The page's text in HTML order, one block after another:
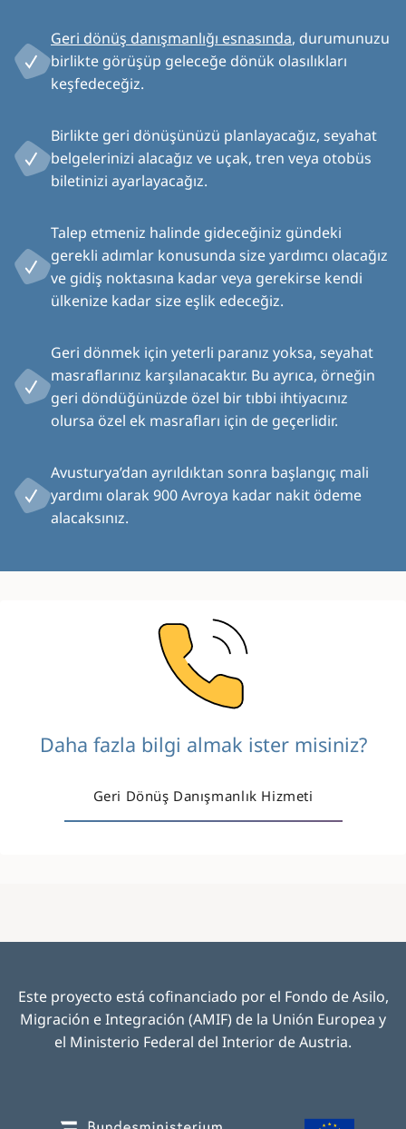
Geri dönüş danışmanlığı esnasında, durumunuzu
birlikte görüşüp geleceğe dönük olasılıkları
keşfedeceğiz.
Birlikte geri dönüşünüzü planlayacağız, seyahat
belgelerinizi alacağız ve uçak, tren veya otobüs
biletinizi ayarlayacağız.
Talep etmeniz halinde gideceğiniz gündeki
gerekli adımlar konusunda size yardımcı olacağız
ve gidiş noktasına kadar veya gerekirse kendi
ülkenize kadar size eşlik edeceğiz.
Geri dönmek için yeterli paranız yoksa, seyahat
masraflarınız karşılanacaktır. Bu ayrıca, örneğin
geri döndüğünüzde özel bir tıbbi ihtiyacınız
olursa özel ek masrafları için de geçerlidir.
Avusturya’dan ayrıldıktan sonra başlangıç mali
yardımı olarak 900 Avroya kadar nakit ödeme
alacaksınız.
Daha fazla bilgi almak ister misiniz?
Geri Dönüş Danışmanlık Hizmeti
Este proyecto está cofinanciado por el Fondo de Asilo,
Migración e Integración (AMIF) de la Unión Europea y
el Ministerio Federal del Interior de Austria.
Image Image